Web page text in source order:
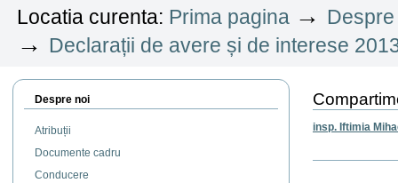
Locatia curenta: Prima pagina →
→ Declarații de avere și de interese
Despre noi
Atribuții
Documente cadru
Conducere
insp. Iftimia